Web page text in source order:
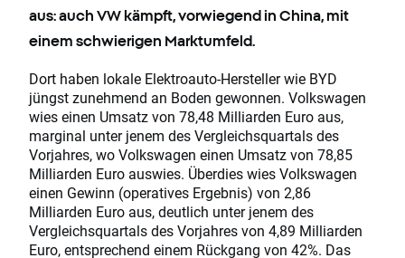
aus: auch VW kämpft, vorwiegend in China, mit
einem schwierigen Marktumfeld.
Dort haben lokale Elektroauto-Hersteller wie BYD
jüngst zunehmend an Boden gewonnen. Volkswagen
wies einen Umsatz von 78,48 Milliarden Euro aus,
marginal unter jenem des Vergleichsquartals des
Vorjahres, wo Volkswagen einen Umsatz von 78,85
Milliarden Euro auswies. Überdies wies Volkswagen
einen Gewinn (operatives Ergebnis) von 2,86
Milliarden Euro aus, deutlich unter jenem des
Vergleichsquartals des Vorjahres von 4,89 Milliarden
Euro, entsprechend einem Rückgang von 42%. Das